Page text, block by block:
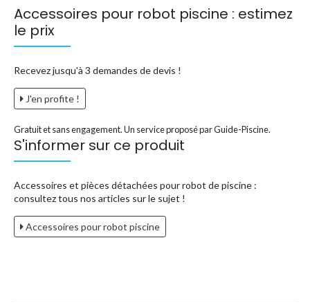
Accessoires pour robot piscine : estimez
le prix
Recevez jusqu'à 3 demandes de devis !
J'en profite !
Gratuit et sans engagement. Un service proposé par Guide-Piscine.
S'informer sur ce produit
Accessoires et pièces détachées pour robot de piscine :
consultez tous nos articles sur le sujet !
Accessoires pour robot piscine